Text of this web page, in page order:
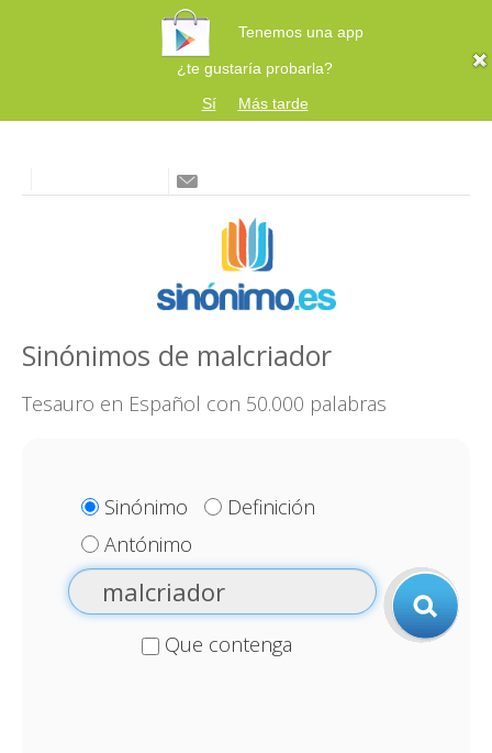
Tenemos una app
¿te gustaría probarla?
Sí
Más tarde
Sinónimos de malcriador
Tesauro en Español con 50.000 palabras
Sinónimo
Definición
Antónimo
Que contenga